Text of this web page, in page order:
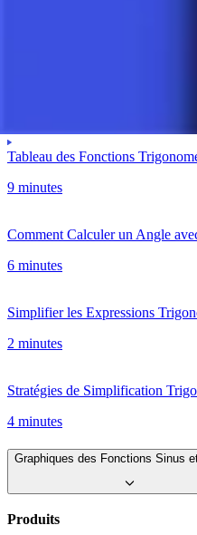
Tableau des Fonctions
9 minutes
Comment Calculer un Angle
6 minutes
Simplifier les Expressions
2 minutes
Stratégies de Simplification
4 minutes
Graphiques des Fonctions Sinus
Produits